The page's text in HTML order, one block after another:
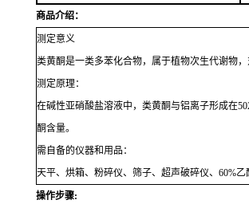
商品介绍：
测定意义
类黄酮是一类多苯化合物，属于植物次生代谢物
测定原理：
在碱性亚硝酸盐溶液中，类黄酮与铝离子形成在
酮含量。
需自备的仪器和用品：
天平、烘箱、粉碎仪、筛子、超声破碎仪、 60%乙
操作步骤: